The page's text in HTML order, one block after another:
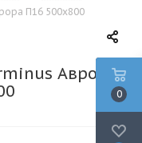
П16 500х800
Аврора
0